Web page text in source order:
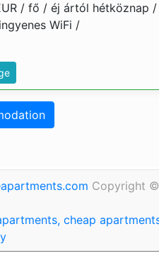
/ fő / éj ártól hétköznap
WiFi /
Copyright
cheap